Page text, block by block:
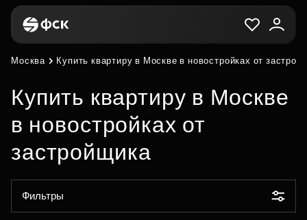
Москва Купить квартиру в Москве в новостройках от
Купить квартиру в Москве
в новостройках от
застройщика
Фильтры